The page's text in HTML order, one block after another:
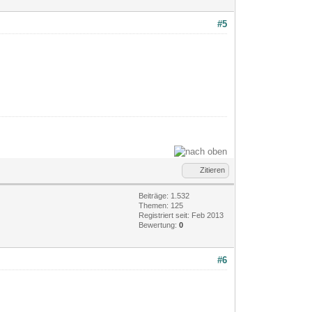
#5
Zitieren
Beiträge: 1.532
Themen: 125
Registriert seit: Feb 2013
Bewertung:0
#6